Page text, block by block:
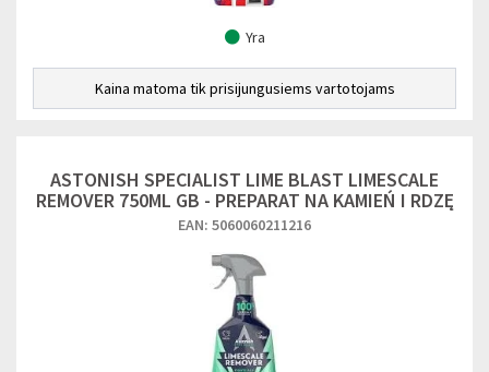
Yra
Kaina matoma tik prisijungusiems vartotojams
ASTONISH SPECIALIST LIME BLAST LIMESCALE
REMOVER 750ML GB - PREPARAT NA KAMIEŃ I RDZĘ
EAN: 5060060211216